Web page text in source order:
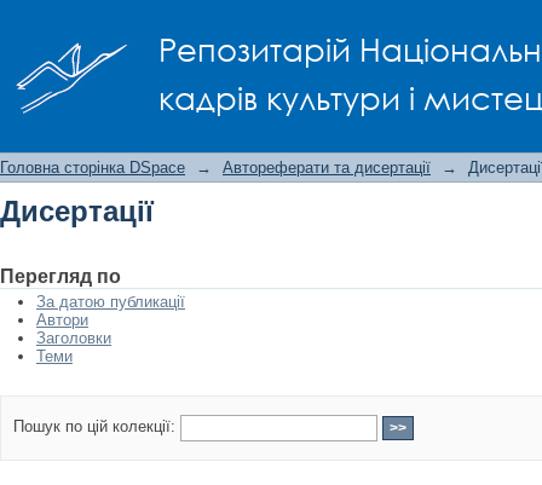
Репозитарій
кадрів культури і
Головна сторінка DSpace → Автореферати та дисертації →
Дисертації
Перегляд по
За датою публикації
Автори
Заголовки
Теми
Пошук по цій колекції: